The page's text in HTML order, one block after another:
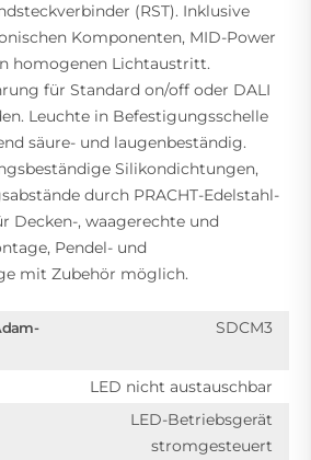
(RST). Inklusive
Komponenten, MID-Power
homogenen Lichtaustritt.
für Standard on/off oder DALI
Leuchte in Befestigungsschelle
säure- und laugenbeständig.
Silikondichtungen,
durch PRACHT-Edelstahl-
Decken-, waagerechte und
Pendel- und
mit Zubehör möglich.
SDCM3
LED nicht austauschbar
LED-Betriebsgerät
stromgesteuert